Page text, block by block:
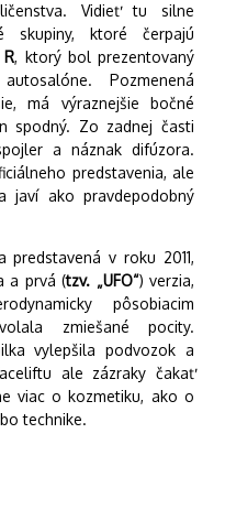
Vidieť tu silne
skupiny, ktoré čerpajú
R, ktorý bol prezentovaný
Pozmenená
má výraznejšie bočné
spodný. Zo zadnej časti
a náznak difúzora.
predstavenia, ale
javí ako pravdepodobný
predstavená v roku 2011,
a prvá (tzv. „UFO“) verzia,
pôsobiacim
zmiešané pocity.
vylepšila podvozok a
ale zázraky čakať
viac o kozmetiku, ako o
technike.